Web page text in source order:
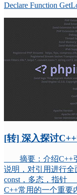
Declare Function
[转] 深入探讨
摘要：介绍C++引
说明，对引用进行
const，多态，指针
C++常用的一个重要